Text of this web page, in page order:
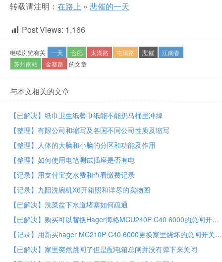
转载请注明： 在路上 » 悲催的一天
Post Views: 1,166
继续浏览有关 一天 合肥 太湖路 屯溪路 悲催
江南春
苏州南站
金寨路 的文章
与本文相关的文章
【已解决】纸巾卫生纸餐巾纸能不能扔马桶里冲掉
【整理】有限公司和缩写及各国不同公司性质及缩写
【整理】人体的大脑和小脑的分区和功能及作用
【整理】如何使用电笔测试插座是否有电
【记录】用支付宝交水费和查看缴费记录
【记录】九阳洗碗机X6开箱照和详尽的实物图
【已解决】洗菜盆下水道堵塞如何疏通
【已解决】购买可以替换Hager海格MCU240P C40 6000的总闸开关断路器
【记录】用新买hager MC210P C40 6000更换家里烧坏的总闸开关断路器
【已解决】家里突然跳闸了但是配电箱总闸并没有弹下来关闭